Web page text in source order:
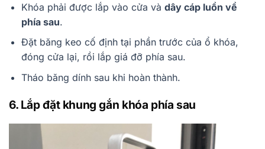
Khóa phải được lắp vào cửa và dây cáp luồn về
phía sau.
Đặt băng keo cố định tại phần trước của ổ khóa,
đóng cửa lại, rồi lắp giá đỡ phía sau.
Tháo băng dính sau khi hoàn thành.
6. Lắp đặt khung gắn khóa phía sau